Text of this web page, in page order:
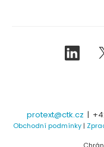
protext@ctk.cz |
Obchodní podmínky|